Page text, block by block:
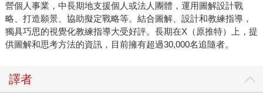
營個人事業，中長期地支援個人或法人團體，運用圖解設計戰
略、打造願景、協助擬定戰略等。結合圖解、設計和教練指導，
獨具巧思的視覺化教練指導大受好評。長期在X（原推特）上，提
供圖解和思考方法的資訊，目前擁有超過30,000名追隨者。
譯者